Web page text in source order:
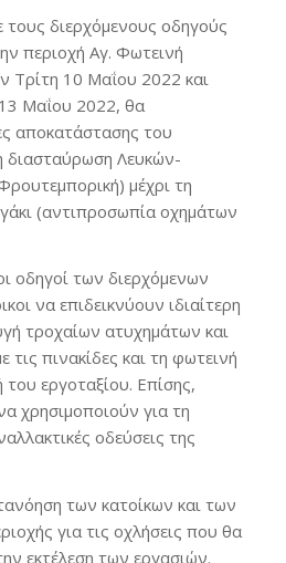
διερχόμενους οδηγούς
περιοχή Αγ. Φωτεινή
Τρίτη 10 Μαΐου 2022 και
Μαΐου 2022, θα
αποκατάστασης του
Λευκών-
μέχρι τη
(αντιπροσωπία οχημάτων
οδηγοί των διερχόμενων
να επιδεικνύουν ιδιαίτερη
τροχαίων ατυχημάτων και
πινακίδες και τη φωτεινή
εργοταξίου. Επίσης,
χρησιμοποιούν για τη
οδεύσεις της
των κατοίκων και των
για τις οχλήσεις που θα
εκτέλεση των εργασιών.